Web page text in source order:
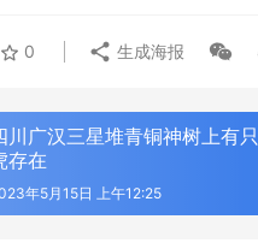
0 生成海报
川广汉三星堆青铜神树上有
存在
年5月15日 上午12:25